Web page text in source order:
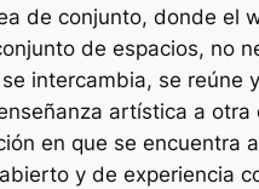
de conjunto, donde el
de espacios, no
intercambia, se
artística a
en que se encuentra
y de experiencia